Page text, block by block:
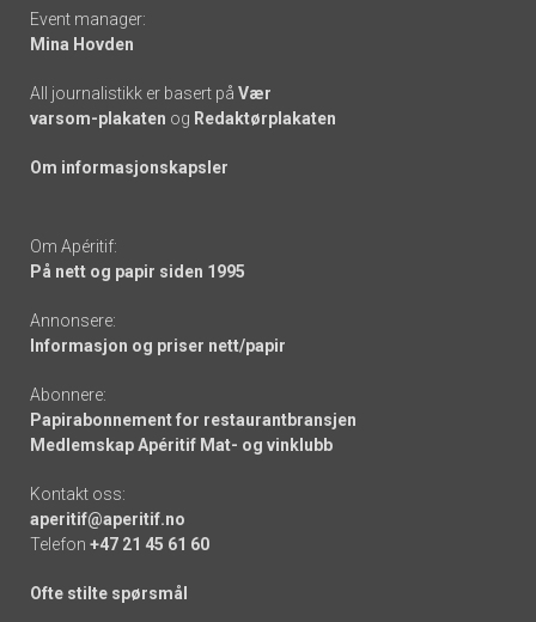
Event manager:
Mina Hovden
All journalistikk er basert på Vær
varsom-plakaten og Redaktørplakaten
Om informasjonskapsler
Om Apéritif:
På nett og papir siden 1995
Annonsere:
Informasjon og priser nett/papir
Abonnere:
Papirabonnement for restaurantbransjen
Medlemskap Apéritif Mat- og vinklubb
Kontakt oss:
aperitif@aperitif.no
Telefon +47 21 45 61 60
Ofte stilte spørsmål